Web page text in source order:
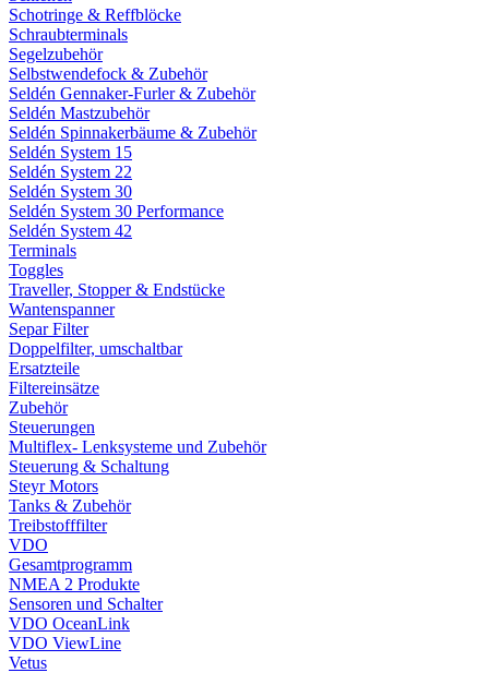
Schotringe & Reffblöcke
Schraubterminals
Segelzubehör
Selbstwendefock & Zubehör
Seldén Gennaker-Furler & Zubehör
Seldén Mastzubehör
Seldén Spinnakerbäume & Zubehör
Seldén System 15
Seldén System 22
Seldén System 30
Seldén System 30 Performance
Seldén System 42
Terminals
Toggles
Traveller, Stopper & Endstücke
Wantenspanner
Separ Filter
Doppelfilter, umschaltbar
Ersatzteile
Filtereinsätze
Zubehör
Steuerungen
Multiflex- Lenksysteme und Zubehör
Steuerung & Schaltung
Steyr Motors
Tanks & Zubehör
Treibstofffilter
VDO
Gesamtprogramm
NMEA 2 Produkte
Sensoren und Schalter
VDO OceanLink
VDO ViewLine
Vetus